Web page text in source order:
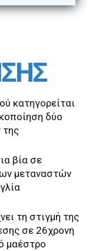
κατηγορείται
δύο
της
βία σε
μεταναστών
τη στιγμή της
σε 26χρονη
μαέστρο